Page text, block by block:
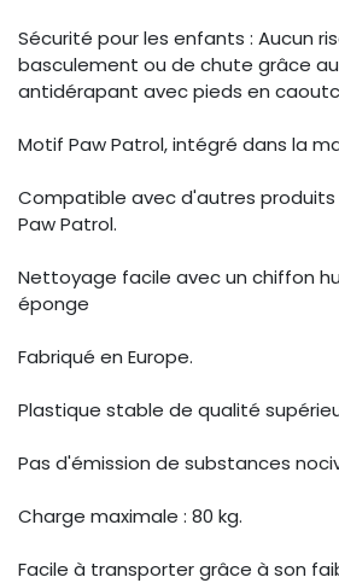
Sécurité pour les enfants : Aucun
basculement ou de chute grâce
antidérapant avec pieds en
Motif Paw Patrol, intégré dans la
Compatible avec d'autres produits
Paw Patrol.
Nettoyage facile avec un chiffon
éponge
Fabriqué en Europe.
Plastique stable de qualité
Pas d'émission de substances
Charge maximale : 80 kg.
Facile à transporter grâce à son